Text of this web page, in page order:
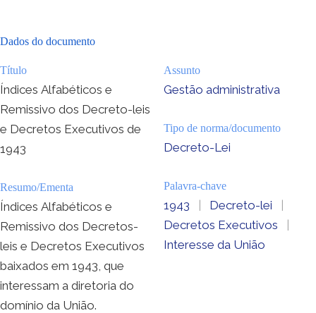
Dados do documento
Título
Índices Alfabéticos e
Remissivo dos Decreto-leis
e Decretos Executivos de
1943
Resumo/Ementa
Índices Alfabéticos e
Remissivo dos Decretos-
leis e Decretos Executivos
baixados em 1943, que
interessam a diretoria do
domínio da União.
Assunto
Gestão administrativa
Tipo de norma/documento
Decreto-Lei
Palavra-chave
1943 | Decreto-lei
|
Decretos Executivos
|
Interesse da União